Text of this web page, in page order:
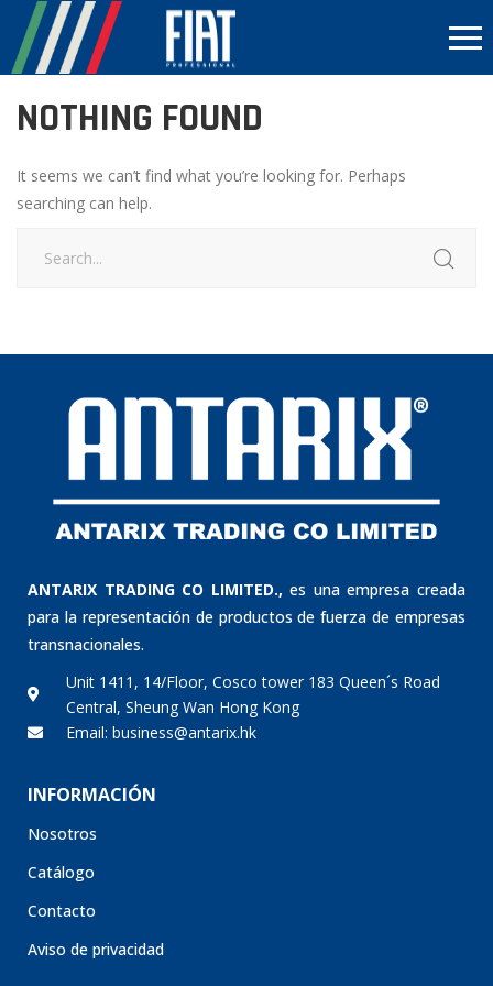
NOTHING FOUND
It seems we can’t find what you’re looking for. Perhaps
searching can help.
ANTARIX TRADING CO LIMITED., es una empresa creada
para la representación de productos de fuerza de empresas
transnacionales.
Unit 1411, 14/Floor, Cosco tower 183 Queen´s Road
Central, Sheung Wan Hong Kong
Email: business@antarix.hk
INFORMACIÓN
Nosotros
Catálogo
Contacto
Aviso de privacidad